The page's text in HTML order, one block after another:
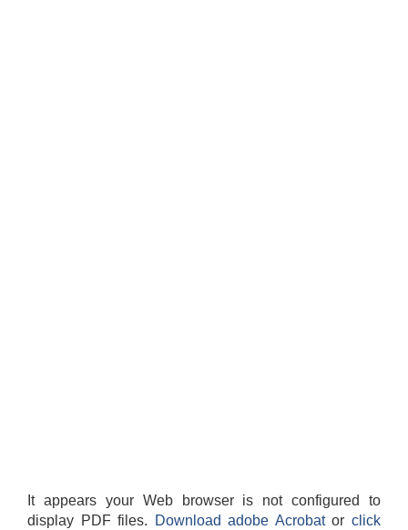
It appears your Web browser is not configured to
display PDF files.
Download adobe Acrobatorclick